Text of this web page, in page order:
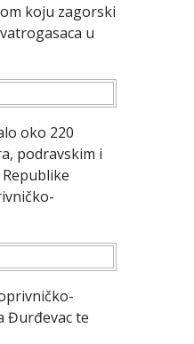
koju zagorski
u
oko 220
podravskim i
Đurđevac te